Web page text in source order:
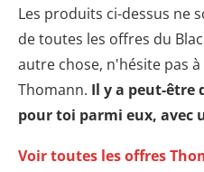
Les produits ci-dessus ne
de toutes les offres du
autre chose, n'hésite pas
Thomann. Il y a peut-être
pour toi parmi eux, avec
Voir toutes les offres